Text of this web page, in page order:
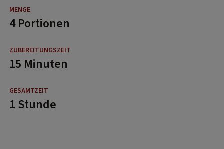
4 Portionen
15 Minuten
1 Stunde